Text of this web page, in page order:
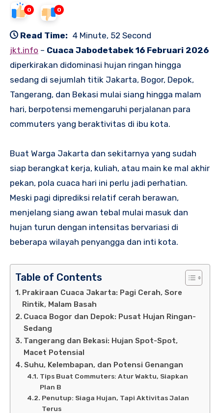
0 0
Read Time: 4 Minute, 52 Second
jkt.info – Cuaca Jabodetabek 16 Februari 2026
diperkirakan didominasi hujan ringan hingga
sedang di sejumlah titik Jakarta, Bogor, Depok,
Tangerang, dan Bekasi mulai siang hingga malam
hari, berpotensi memengaruhi perjalanan para
commuters yang beraktivitas di ibu kota.
Buat Warga Jakarta dan sekitarnya yang sudah
siap berangkat kerja, kuliah, atau main ke mal akhir
pekan, pola cuaca hari ini perlu jadi perhatian.
Meski pagi diprediksi relatif cerah berawan,
menjelang siang awan tebal mulai masuk dan
hujan turun dengan intensitas bervariasi di
beberapa wilayah penyangga dan inti kota.
Table of Contents
Prakiraan Cuaca Jakarta: Pagi Cerah, Sore
Rintik, Malam Basah
Cuaca Bogor dan Depok: Pusat Hujan Ringan-
Sedang
Tangerang dan Bekasi: Hujan Spot-Spot,
Macet Potensial
Suhu, Kelembapan, dan Potensi Genangan
Tips Buat Commuters: Atur Waktu, Siapkan
Plan B
Penutup: Siaga Hujan, Tapi Aktivitas Jalan
Terus